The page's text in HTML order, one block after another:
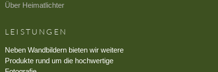
Über Heimatlichter
LEISTUNGEN
Neben Wandbildern bieten wir weitere
Produkte rund um die hochwertige